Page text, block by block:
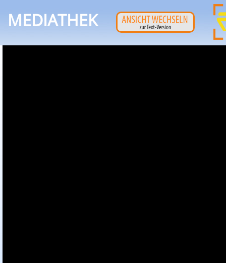
MEDIATHEK